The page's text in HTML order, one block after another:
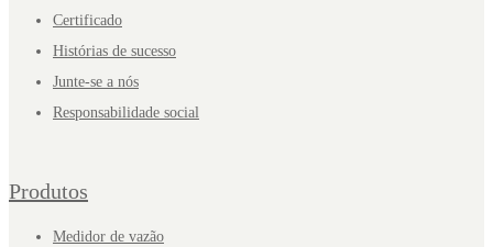
Certificado
Histórias de sucesso
Junte-se a nós
Responsabilidade social
Produtos
Medidor de vazão